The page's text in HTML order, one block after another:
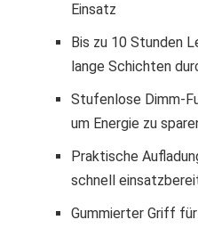
Einsatz
Bis zu 10 Stunden
lange Schichten
Stufenlose Dimm-
um Energie zu
Praktische
schnell
Gummierter Griff